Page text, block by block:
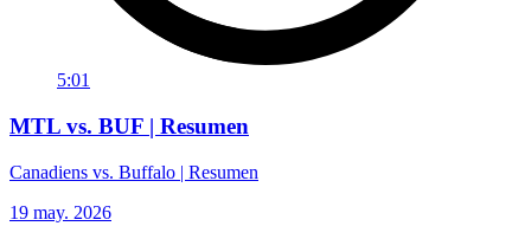
5:01
MTL vs. BUF | Resumen
Canadiens vs. Buffalo | Resumen
19 may. 2026